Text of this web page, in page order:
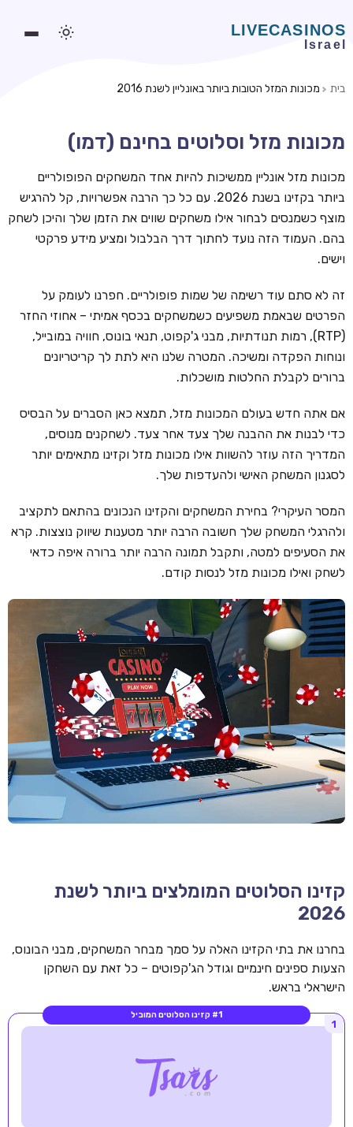
משחקים חינמיים
סלוטים אונליין
מדריכי קזינו
מונדיאל 2026 הימורים
בלאקג'ק אונליין
בקרה אונליין
וידאו פוקר
בונוסים בקזינו אונליין
קזינו קריפטו
קזינו PayPal
טורנירי קזינו
הימורי ספורט
צור קשר
בלוג וחדשות
חדשות
טיפים
בית מכונות המזל הטובות ביותר באונליין לשנת 2016
מכונות מזל וסלוטים בחינם (דמו)
מכונות מזל אונליין ממשיכות להיות אחד המשחקים הפופולריים
ביותר בקזינו בשנת 2026. עם כל כך הרבה אפשרויות, קל להרגיש
מוצף כשמנסים לבחור אילו משחקים שווים את הזמן שלך והיכן לשחק
בהם. העמוד הזה נועד לחתוך דרך הבלבול ומציע מידע פרקטי
וישים.
זה לא סתם עוד רשימה של שמות פופולריים. חפרנו לעומק על
הפרטים שבאמת משפיעים כשמשחקים בכסף אמיתי – אחוזי החזר
(RTP), רמות תנודתיות, מבני ג'קפוט, תנאי בונוס, חוויה במובייל,
ונוחות הפקדה ומשיכה. המטרה שלנו היא לתת לך קריטריונים
ברורים לקבלת החלטות מושכלות.
אם אתה חדש בעולם המכונות מזל, תמצא כאן הסברים על הבסיס
כדי לבנות את ההבנה שלך צעד אחר צעד. לשחקנים מנוסים,
המדריך הזה עוזר להשוות אילו מכונות מזל וקזינו מתאימים יותר
לסגנון המשחק האישי ולהעדפות שלך.
המסר העיקרי? בחירת המשחקים והקזינו הנכונים בהתאם לתקציב
ולהרגלי המשחק שלך חשובה הרבה יותר מטענות שיווק נוצצות. קרא
את הסעיפים למטה, ותקבל תמונה הרבה יותר ברורה איפה כדאי
לשחק ואילו מכונות מזל לנסות קודם.
קזינו הסלוטים המומלצים ביותר לשנת
2026
בחרנו את בתי הקזינו האלה על סמך מבחר המשחקים, מבני הבונוס,
הצעות ספינים חינמיים וגודל הג'קפוטים – כל זאת עם השחקן
הישראלי בראש.
#1 קזינו הסלוטים המוביל
1